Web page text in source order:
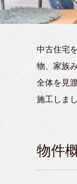
中古住宅
物、家族
全体を見
施工しま
物件